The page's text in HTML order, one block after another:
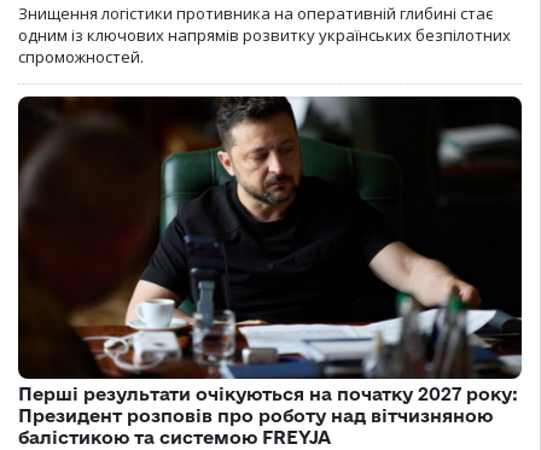
Знищення логістики противника на оперативній глибині стає
одним із ключових напрямів розвитку українських безпілотних
спроможностей.
Перші результати очікуються на початку 2027 року:
Президент розповів про роботу над вітчизняною
балістикою та системою FREYJA